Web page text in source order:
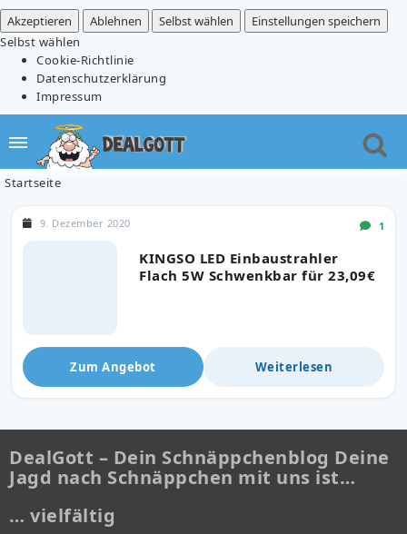
Akzeptieren
Ablehnen Selbst wählen
Einstellungen speichern
Selbst wählen
Cookie-Richtlinie
Datenschutzerklärung
Impressum
Startseite
KINGSO LED Einbaustrahler
Flach 5W Schwenkbar für 23,09€
9. Dezember 2020 1
Zum Angebot Weiterlesen
DealGott – Dein Schnäppchenblog Deine
Jagd nach Schnäppchen mit uns ist…
… vielfältig